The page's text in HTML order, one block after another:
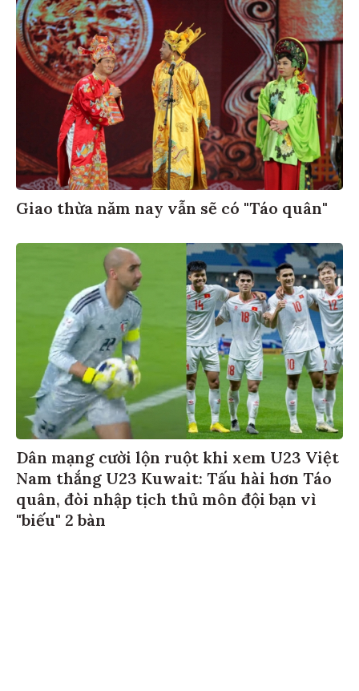
Giao thừa năm nay vẫn sẽ có "Táo quân"
Dân mạng cười lộn ruột khi xem U23 Việt
Nam thắng U23 Kuwait: Tấu hài hơn Táo
quân, đòi nhập tịch thủ môn đội bạn vì
"biếu" 2 bàn